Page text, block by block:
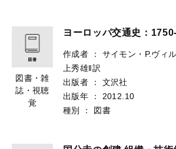
図書・雑
誌・視聴
覚
ヨーロッパ交通史：
作成者 ： サイモン・P.ヴィ
上秀雄‖訳
出版者
：
文沢社
出版年
：
2012.10
種別
： 図書